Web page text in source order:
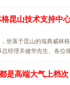
昆山技术支持中
坐落于昆山的瑞典威林
经理关健华先生、各
是高端大气上档